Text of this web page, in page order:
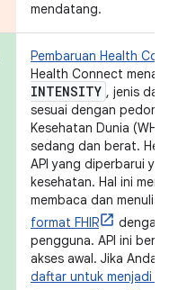
mendatang.
Pembaruan Health
Health Connect
INTENSITY , jenis
sesuai dengan
Kesehatan Dunia
sedang dan berat.
API yang diperbarui
kesehatan. Hal ini
membaca dan menulis
format FHIR
dengan
pengguna. API ini
akses awal. Jika Anda
daftar untuk menjadi